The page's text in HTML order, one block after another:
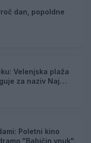
dan, popoldne
Velenjska plaža
za naziv Naj
Poletni kino
"Babičin vnuk"